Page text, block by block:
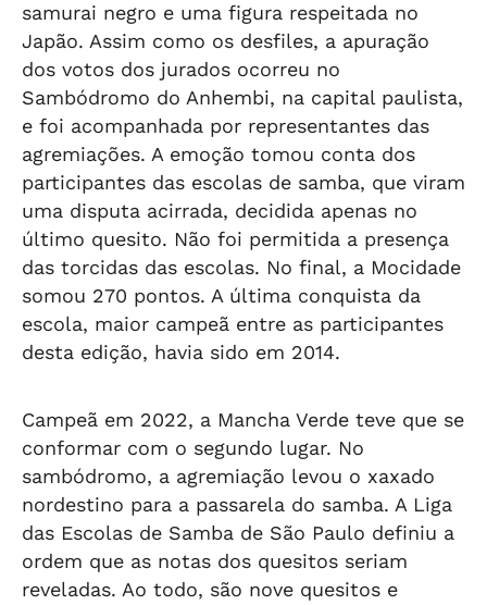
samurai negro e uma figura respeitada no
Japão. Assim como os desfiles, a apuração
dos votos dos jurados ocorreu no
Sambódromo do Anhembi, na capital paulista,
e foi acompanhada por representantes das
agremiações. A emoção tomou conta dos
participantes das escolas de samba, que viram
uma disputa acirrada, decidida apenas no
último quesito. Não foi permitida a presença
das torcidas das escolas. No final, a Mocidade
somou 270 pontos. A última conquista da
escola, maior campeã entre as participantes
desta edição, havia sido em 2014.
Campeã em 2022, a Mancha Verde teve que se
conformar com o segundo lugar. No
sambódromo, a agremiação levou o xaxado
nordestino para a passarela do samba. A Liga
das Escolas de Samba de São Paulo definiu a
ordem que as notas dos quesitos seriam
reveladas. Ao todo, são nove quesitos e